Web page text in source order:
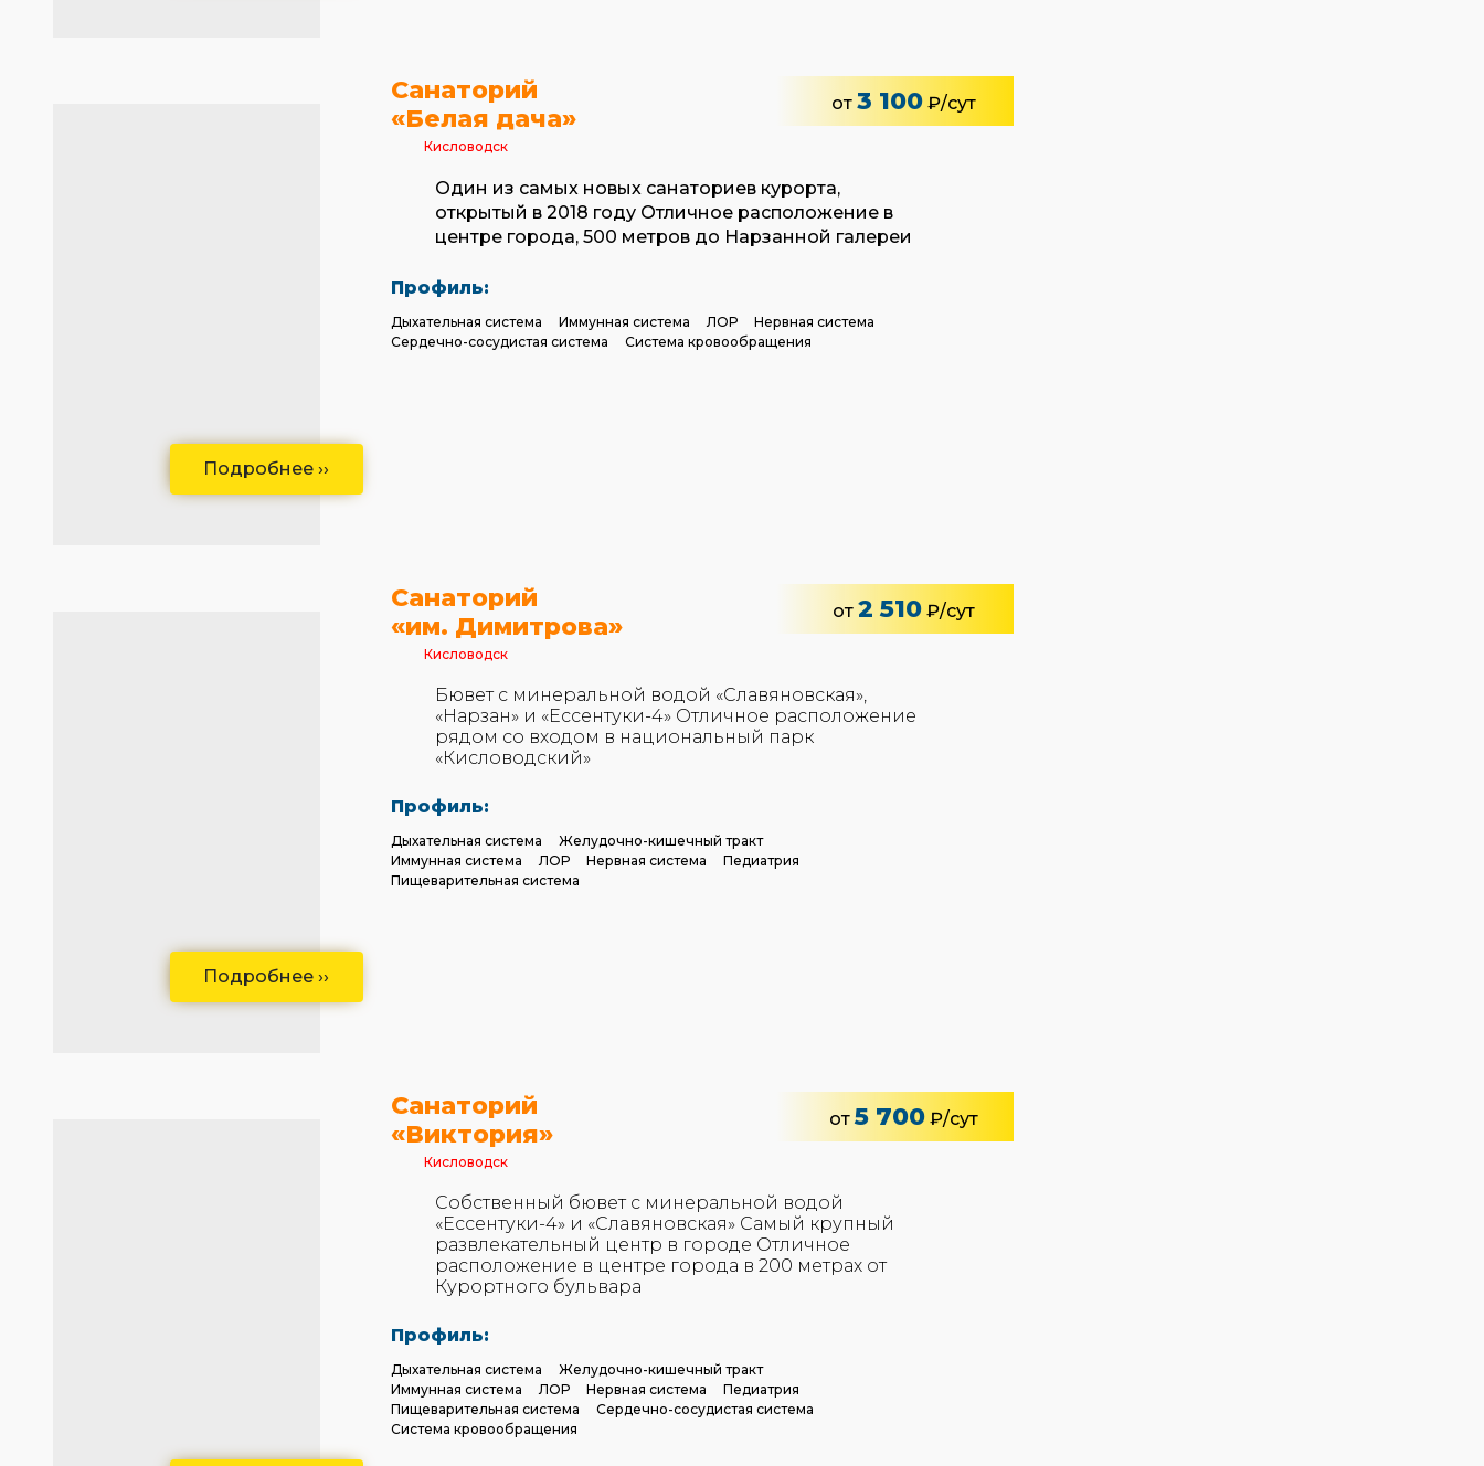
Подробнее ››
Санаторий
«Белая дача»
Кисловодск
Один из самых новых санаториев курорта,
открытый в 2018 году Отличное расположение в
центре города, 500 метров до Нарзанной галереи
Профиль:
Дыхательная система Иммунная система ЛОР
Нервная система
Сердечно-сосудистая система
Система кровообращения
от 3 100₽/сут
Подробнее ››
Санаторий
«им. Димитрова»
Кисловодск
Бювет с минеральной водой «Славяновская»,
«Нарзан» и «Ессентуки-4» Отличное расположение
рядом со входом в национальный парк
«Кисловодский»
Профиль:
Дыхательная система
Желудочно-кишечный тракт
Иммунная система
ЛОР Нервная система
Педиатрия
Пищеварительная система
от 2 510₽/сут
Санаторий
«Виктория»
Кисловодск
Собственный бювет с минеральной водой
«Ессентуки-4» и «Славяновская» Самый крупный
развлекательный центр в городе Отличное
расположение в центре города в 200 метрах от
Курортного бульвара
Профиль:
Дыхательная система
Желудочно-кишечный тракт
Иммунная система
ЛОР Нервная система
Педиатрия
Пищеварительная система
Сердечно-сосудистая система
Система кровообращения
от5 700₽/сут